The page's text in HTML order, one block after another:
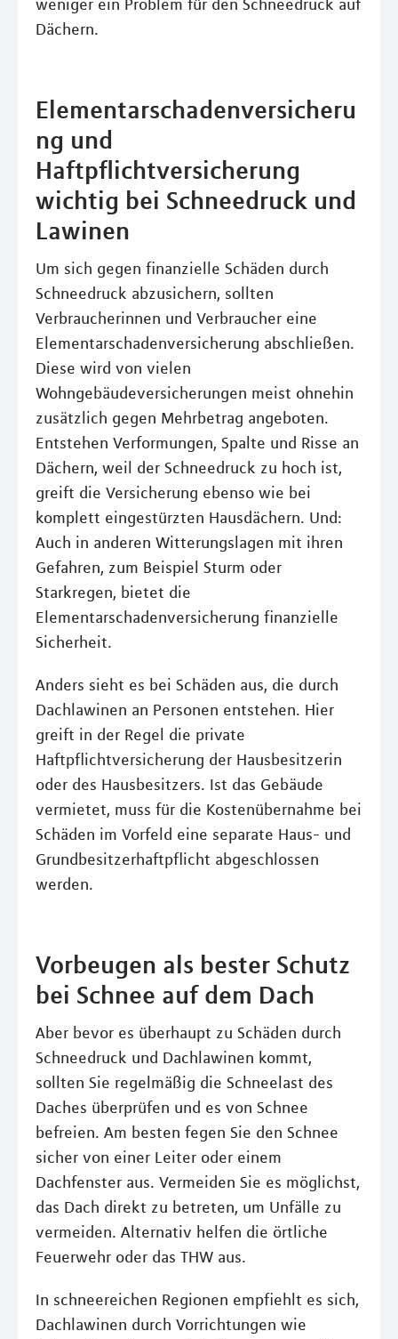
weniger ein Problem für den Schneedruck auf
Dächern.
Elementarschadenversicheru
ng und
Haftpflichtversicherung
wichtig bei Schneedruck und
Lawinen
Um sich gegen finanzielle Schäden durch
Schneedruck abzusichern, sollten
Verbraucherinnen und Verbraucher eine
Elementarschadenversicherung abschließen.
Diese wird von vielen
Wohngebäudeversicherungen meist ohnehin
zusätzlich gegen Mehrbetrag angeboten.
Entstehen Verformungen, Spalte und Risse an
Dächern, weil der Schneedruck zu hoch ist,
greift die Versicherung ebenso wie bei
komplett eingestürzten Hausdächern. Und:
Auch in anderen Witterungslagen mit ihren
Gefahren, zum Beispiel Sturm oder
Starkregen, bietet die
Elementarschadenversicherung finanzielle
Sicherheit.
Anders sieht es bei Schäden aus, die durch
Dachlawinen an Personen entstehen. Hier
greift in der Regel die private
Haftpflichtversicherung der Hausbesitzerin
oder des Hausbesitzers. Ist das Gebäude
vermietet, muss für die Kostenübernahme bei
Schäden im Vorfeld eine separate Haus- und
Grundbesitzerhaftpflicht abgeschlossen
werden.
Vorbeugen als bester Schutz
bei Schnee auf dem Dach
Aber bevor es überhaupt zu Schäden durch
Schneedruck und Dachlawinen kommt,
sollten Sie regelmäßig die Schneelast des
Daches überprüfen und es von Schnee
befreien. Am besten fegen Sie den Schnee
sicher von einer Leiter oder einem
Dachfenster aus. Vermeiden Sie es möglichst,
das Dach direkt zu betreten, um Unfälle zu
vermeiden. Alternativ helfen die örtliche
Feuerwehr oder das THW aus.
In schneereichen Regionen empfiehlt es sich,
Dachlawinen durch Vorrichtungen wie